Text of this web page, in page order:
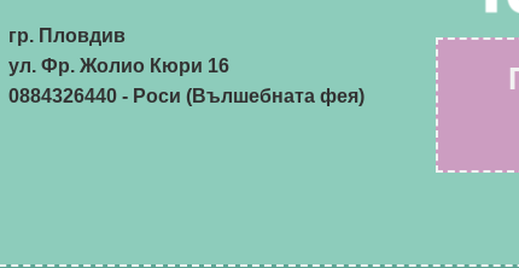
гр. Пловдив
ул. Фр. Жолио Кюри 16
0884326440- Роси (Вълшебната фея)